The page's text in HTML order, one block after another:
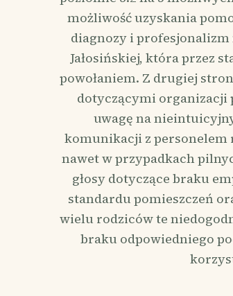
możliwość uzyskania
diagnozy i
Jałosińskiej, która przez
powołaniem. Z drugiej
dotyczącymi organizacji
uwagę na
komunikacji z personelem
nawet w przypadkach
głosy dotyczące braku
standardu pomieszczeń
wielu rodziców te
braku odpowiedniego